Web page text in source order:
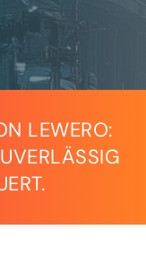
LEWERO: